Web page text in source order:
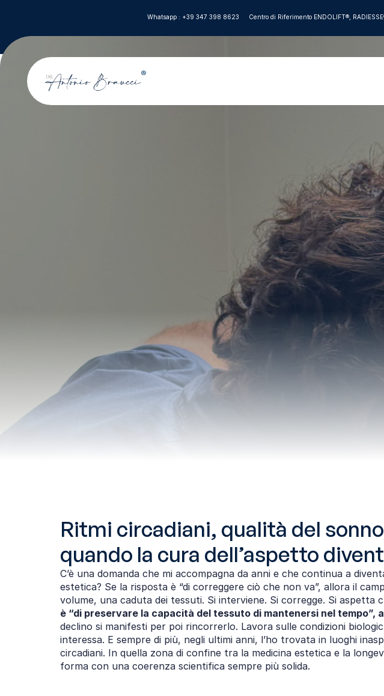
Whatsapp : +39 347 398 8623 Centro di Riferimento ENDOLIFT®,
Ritmi circadiani, qualità del
quando la cura dell’aspetto
C’è una domanda che mi accompagna da anni e che continua a
estetica? Se la risposta è “di correggere ciò che non va”, allora il
volume, una caduta dei tessuti. Si interviene. Si corregge. Si aspetta
è “di preservare la capacità del tessuto di mantenersi nel tempo”,
declino si manifesti per poi rincorrerlo. Lavora sulle condizioni
interessa. E sempre di più, negli ultimi anni, l’ho trovata in luoghi
circadiani. In quella zona di confine tra la medicina estetica e la
forma con una coerenza scientifica sempre più solida.